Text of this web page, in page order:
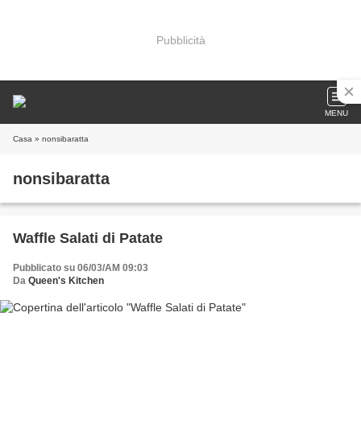
Pubblicità
MENU
Casa » nonsibaratta
nonsibaratta
Waffle Salati di Patate
Pubblicato su 06/03/AM 09:03
Da Queen's Kitchen